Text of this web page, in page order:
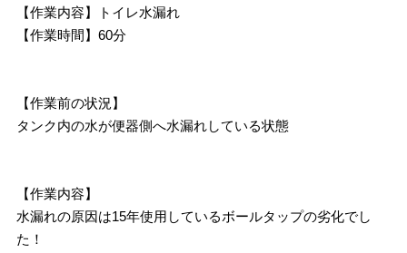
【作業内容】トイレ水漏れ
【作業時間】60分
【作業前の状況】
タンク内の水が便器側へ水漏れしている状態
【作業内容】
水漏れの原因は15年使用しているボールタップの劣化でし
た！